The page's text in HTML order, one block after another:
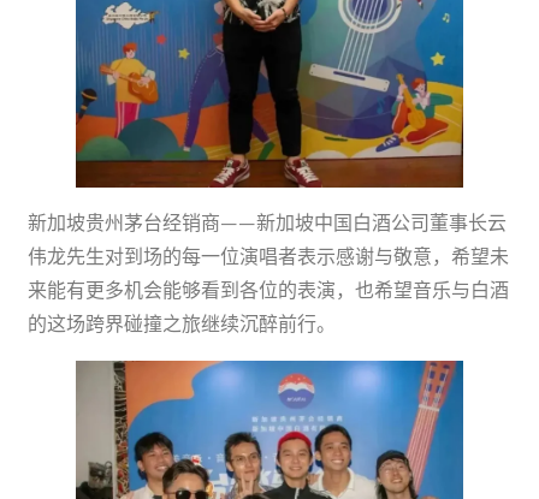
新加坡贵州茅台经销商——新加坡中国白酒公司董事长云
伟龙先生对到场的每一位演唱者表示感谢与敬意，希望未
来能有更多机会能够看到各位的表演，也希望音乐与白酒
的这场跨界碰撞之旅继续沉醉前行。